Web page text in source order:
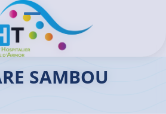
Ouvrir/Fermer le menu
Sambou
SAMBOU